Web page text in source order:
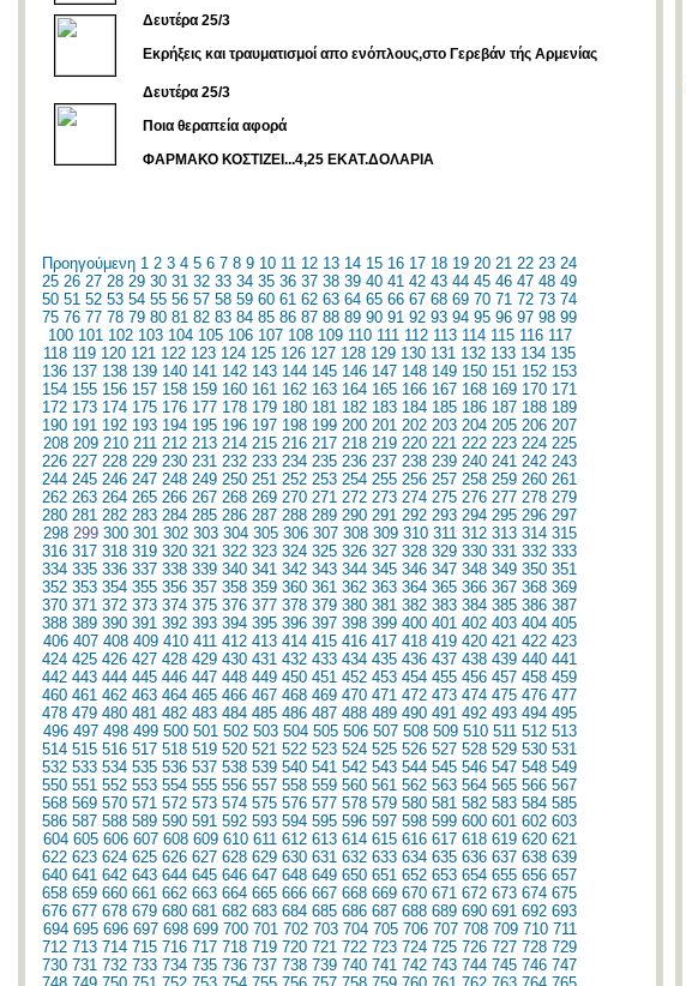
Δευτέρα 25/3
Εκρήξεις και τραυματισμοί απο ενόπλους,στο Γερεβάν τής Αρμενίας
Δευτέρα 25/3
Ποια θεραπεία αφορά
ΦΑΡΜΑΚΟ ΚΟΣΤΙΖΕΙ...4,25 ΕΚΑΤ.ΔΟΛΑΡΙΑ
Προηγούμενη 1 2 3 4 5 6 7 8 9 10 11 12 13 14 15 16 17 18 19 20 21 22 23 24
25 26 27 28 29 30 31 32 33 34 35 36 37 38 39 40 41 42 43 44 45 46 47 48 49
50 51 52 53 54 55 56 57 58 59 60 61 62 63 64 65 66 67 68 69 70 71 72 73 74
75 76 77 78 79 80 81 82 83 84 85 86 87 88 89 90 91 92 93 94 95 96 97 98 99
100 101 102 103 104 105 106 107 108 109 110 111 112 113 114 115 116 117
118 119 120 121 122 123 124 125 126 127 128 129 130 131 132 133 134 135
136 137 138 139 140 141 142 143 144 145 146 147 148 149 150 151 152 153
154 155 156 157 158 159 160 161 162 163 164 165 166 167 168 169 170 171
172 173 174 175 176 177 178 179 180 181 182 183 184 185 186 187 188 189
190 191 192 193 194 195 196 197 198 199 200 201 202 203 204 205 206 207
208 209 210 211 212 213 214 215 216 217 218 219 220 221 222 223 224 225
226 227 228 229 230 231 232 233 234 235 236 237 238 239 240 241 242 243
244 245 246 247 248 249 250 251 252 253 254 255 256 257 258 259 260 261
262 263 264 265 266 267 268 269 270 271 272 273 274 275 276 277 278 279
280 281 282 283 284 285 286 287 288 289 290 291 292 293 294 295 296 297
298299 300 301 302 303 304 305 306 307 308 309 310 311 312 313 314 315
316 317 318 319 320 321 322 323 324 325 326 327 328 329 330 331 332 333
334 335 336 337 338 339 340 341 342 343 344 345 346 347 348 349 350 351
352 353 354 355 356 357 358 359 360 361 362 363 364 365 366 367 368 369
370 371 372 373 374 375 376 377 378 379 380 381 382 383 384 385 386 387
388 389 390 391 392 393 394 395 396 397 398 399 400 401 402 403 404 405
406 407 408 409 410 411 412 413 414 415 416 417 418 419 420 421 422 423
424 425 426 427 428 429 430 431 432 433 434 435 436 437 438 439 440 441
442 443 444 445 446 447 448 449 450 451 452 453 454 455 456 457 458 459
460 461 462 463 464 465 466 467 468 469 470 471 472 473 474 475 476 477
478 479 480 481 482 483 484 485 486 487 488 489 490 491 492 493 494 495
496 497 498 499 500 501 502 503 504 505 506 507 508 509 510 511 512 513
514 515 516 517 518 519 520 521 522 523 524 525 526 527 528 529 530 531
532 533 534 535 536 537 538 539 540 541 542 543 544 545 546 547 548 549
550 551 552 553 554 555 556 557 558 559 560 561 562 563 564 565 566 567
568 569 570 571 572 573 574 575 576 577 578 579 580 581 582 583 584 585
586 587 588 589 590 591 592 593 594 595 596 597 598 599 600 601 602 603
604 605 606 607 608 609 610 611 612 613 614 615 616 617 618 619 620 621
622 623 624 625 626 627 628 629 630 631 632 633 634 635 636 637 638 639
640 641 642 643 644 645 646 647 648 649 650 651 652 653 654 655 656 657
658 659 660 661 662 663 664 665 666 667 668 669 670 671 672 673 674 675
676 677 678 679 680 681 682 683 684 685 686 687 688 689 690 691 692 693
694 695 696 697 698 699 700 701 702 703 704 705 706 707 708 709 710 711
712 713 714 715 716 717 718 719 720 721 722 723 724 725 726 727 728 729
730 731 732 733 734 735 736 737 738 739 740 741 742 743 744 745 746 747